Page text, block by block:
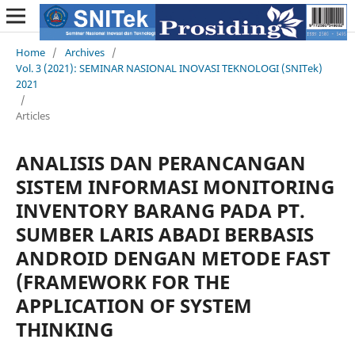
Home / Archives /
Vol. 3 (2021): SEMINAR NASIONAL INOVASI TEKNOLOGI (SNITek)
2021
/
Articles
ANALISIS DAN PERANCANGAN
SISTEM INFORMASI MONITORING
INVENTORY BARANG PADA PT.
SUMBER LARIS ABADI BERBASIS
ANDROID DENGAN METODE FAST
(FRAMEWORK FOR THE
APPLICATION OF SYSTEM
THINKING